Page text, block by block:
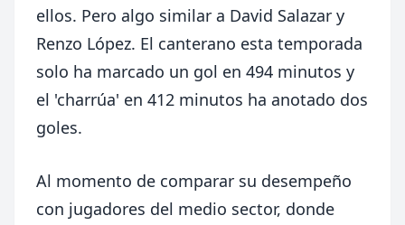
ellos. Pero algo similar a David Salazar y
Renzo López. El canterano esta temporada
solo ha marcado un gol en 494 minutos y
el 'charrúa' en 412 minutos ha anotado dos
goles.
Al momento de comparar su desempeño
con jugadores del medio sector, donde